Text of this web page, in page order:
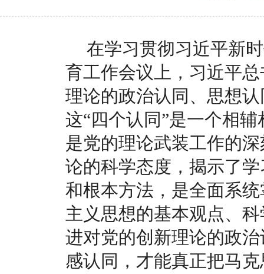
在学习贯彻习近平新
育工作会议上，习近平
理论的政治认同、思想
这“四个认同”是一个相
是党的理论武装工作的
论的科学态度，揭示了
和根本方法，是全面系
主义思想的基本观点、
进对党的创新理论的政
感认同，才能真正把马